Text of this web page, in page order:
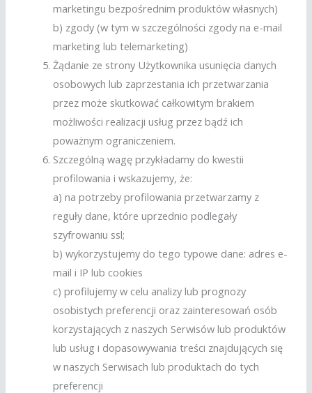
marketingu bezpośrednim produktów własnych)
b) zgody (w tym w szczególności zgody na e-mail
marketing lub telemarketing)
Żądanie ze strony Użytkownika usunięcia danych
osobowych lub zaprzestania ich przetwarzania
przez może skutkować całkowitym brakiem
możliwości realizacji usług przez bądź ich
poważnym ograniczeniem.
Szczególną wagę przykładamy do kwestii
profilowania i wskazujemy, że:
a) na potrzeby profilowania przetwarzamy z
reguły dane, które uprzednio podlegały
szyfrowaniu ssl;
b) wykorzystujemy do tego typowe dane: adres e-
mail i IP lub cookies
c) profilujemy w celu analizy lub prognozy
osobistych preferencji oraz zainteresowań osób
korzystających z naszych Serwisów lub produktów
lub usług i dopasowywania treści znajdujących się
w naszych Serwisach lub produktach do tych
preferencji